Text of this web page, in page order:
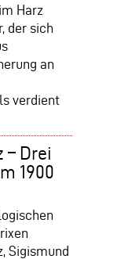
Harz
der sich
an
verdient
– Drei
1900
Sigismund